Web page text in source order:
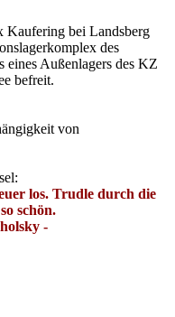
Kaufering bei Landsberg
des
eines Außenlagers des KZ
befreit.
von
los. Trudle durch die
schön.
-